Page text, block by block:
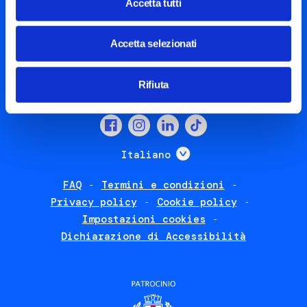
Accetta tutti
Accetta selezionati
Rifiuta
info@steptothefuture.it
+39 02 33 020 088
Italiano Mostra ulteriori
FAQ
Termini e condizioni
Privacy policy
Cookie policy
Impostazioni cookies
Dichiarazione di Accessibilità